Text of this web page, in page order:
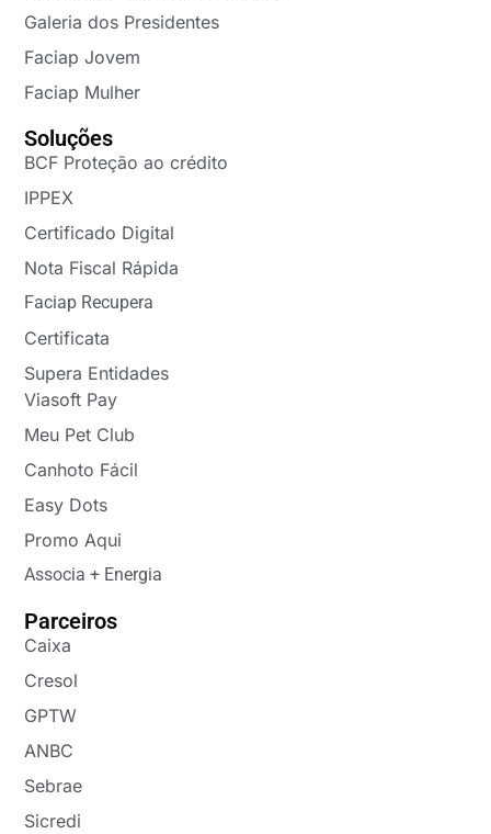
Galeria dos Presidentes
Faciap Jovem
Faciap Mulher
Soluções
BCF Proteção ao crédito
IPPEX
Certificado Digital
Nota Fiscal Rápida
Faciap Recupera
Certificata
Supera Entidades
Viasoft Pay
Meu Pet Club
Canhoto Fácil
Easy Dots
Promo Aqui
Associa + Energia
Parceiros
Caixa
Cresol
GPTW
ANBC
Sebrae
Sicredi